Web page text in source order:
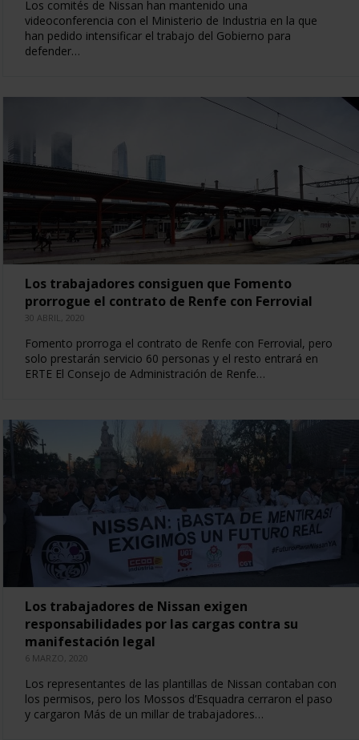
Los comités de Nissan han mantenido una
videoconferencia con el Ministerio de Industria en la que
han pedido intensificar el trabajo del Gobierno para
defender…
Los trabajadores consiguen que Fomento
prorrogue el contrato de Renfe con Ferrovial
30 ABRIL, 2020
Fomento prorroga el contrato de Renfe con Ferrovial, pero
solo prestarán servicio 60 personas y el resto entrará en
ERTE El Consejo de Administración de Renfe…
Los trabajadores de Nissan exigen
responsabilidades por las cargas contra su
manifestación legal
6 MARZO, 2020
Los representantes de las plantillas de Nissan contaban con
los permisos, pero los Mossos d’Esquadra cerraron el paso
y cargaron Más de un millar de trabajadores…